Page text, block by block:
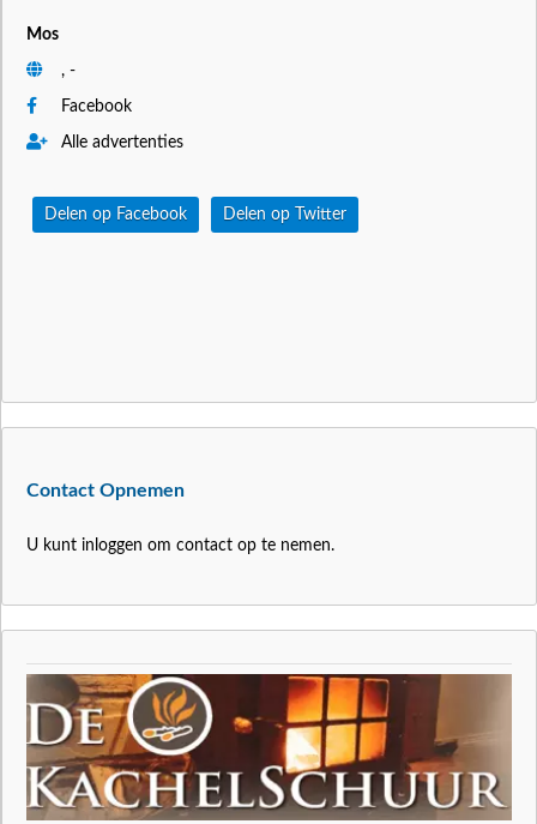
Mos
, -
Facebook
Alle advertenties
Delen op Facebook Delen op Twitter
Contact Opnemen
U kunt inloggen om contact op te nemen.